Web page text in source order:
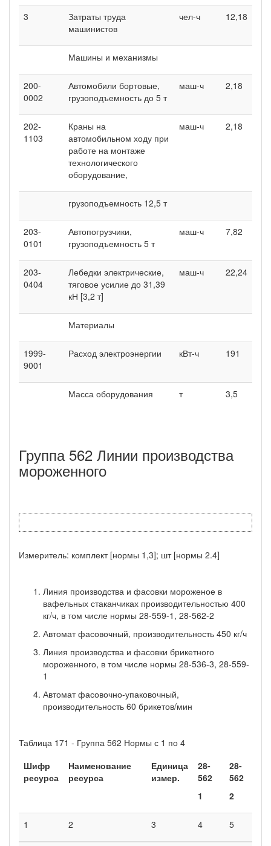
3
Затраты труда
машинистов
чел-ч 12,18
Машины и механизмы
200-
0002
Автомобили бортовые,
грузоподъемность до 5 т
маш-ч 2,18
202-
1103
Краны на
автомобильном ходу при
работе на монтаже
технологического
оборудование,
маш-ч 2,18
грузоподъемность 12,5 т
203-
0101
Автопогрузчики,
грузоподъемность 5 т
маш-ч 7,82
203-
0404
Лебедки электрические,
тяговое усилие до 31,39
кН [3,2 т]
маш-ч 22,24
Материалы
1999-
9001
Расход электроэнергии кВт-ч 191
Масса оборудования т 3,5
Группа 562 Линии производства
мороженного
Измеритель: комплект [нормы 1,3]; шт [нормы 2.4]
Линия производства и фасовки мороженое в
вафельных стаканчиках производительностью 400
кг/ч, в том числе нормы 28-559-1, 28-562-2
Автомат фасовочный, производительность 450 кг/ч
Линия производства и фасовки брикетного
мороженного, в том числе нормы 28-536-3, 28-559-
1
Автомат фасовочно-упаковочный,
производительность 60 брикетов/мин
Таблица 171 - Группа 562 Нормы с 1 по 4
Шифр
ресурса
Наименование
ресурса
Единица
измер.
28-
562
1
28-
562
2
1 2 3 4 5